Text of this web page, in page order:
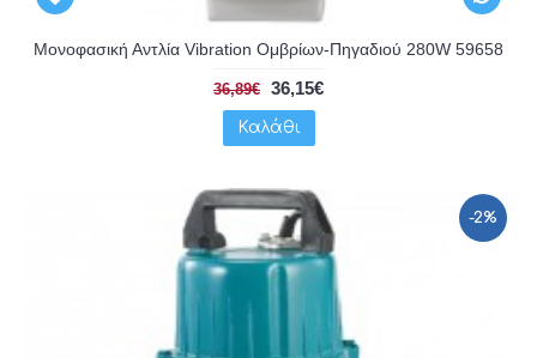
Μονοφασική Αντλία Vibration Ομβρίων-Πηγαδιού 280W 59658
36,89€ 36,15€
Καλάθι
-2%